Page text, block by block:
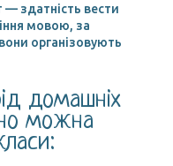
— здатність вести
мовою, за
організовують
домашніх
можна